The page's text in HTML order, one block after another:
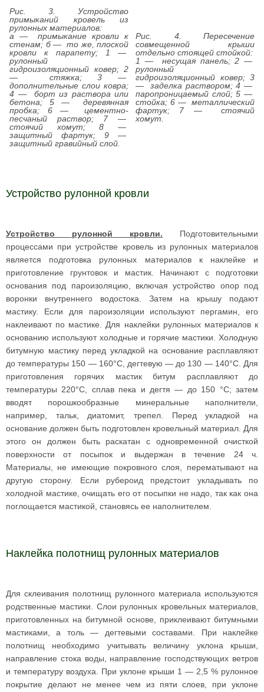
Рис. 3. Устройство
примыканий кровель из
рулонных материалов:
а — примыкание кровли к
стенам; б — то же, плоской
кровли к парапету; 1 —
рулонный
гидроизоляционный ковер; 2
— стяжка; 3 —
дополнительные слои ковра;
4 — борт из раствора или
бетона; 5 — деревянная
пробка; 6 — цементно-
песчаный раствор; 7 —
стоячий хомут; 8 —
защитный фартук; 9 —
защитный гравийный слой.
Рис. 4. Пересечение
совмещенной крыши
отдельно стоящей стойкой:
1 — несущая панель; 2 —
рулонный
гидроизоляционный ковер; 3
— заделка раствором; 4 —
паропроницаемый слой; 5 —
стойка; 6 — металлический
фартук; 7 — стоячий
хомут.
Устройство рулонной кровли
Устройство рулонной кровли. Подготовительными
процессами при устройстве кровель из рулонных материалов
является подготовка рулонных материалов к наклейке и
приготовление грунтовок и мастик. Начинают с подготовки
основания под пароизоляцию, включая устройство опор под
воронки внутреннего водостока. Затем на крышу подают
мастику. Если для пароизоляции используют пергамин, его
наклеивают по мастике. Для наклейки рулонных материалов к
основанию используют холодные и горячие мастики. Холодную
битумную мастику перед укладкой на основание расплавляют
до температуры 150 — 160°С, дегтевую — до 130 — 140°C. Для
приготовления горячих мастик битум расплавляют до
температуры 220°С, сплав пека и дегтя — до 150 °С; затем
вводят порошкообразные минеральные наполнители,
например, тальк, диатомит, трепел. Перед укладкой на
основание должен быть подготовлен кровельный материал. Для
этого он должен быть раскатан с одновременной очисткой
поверхности от посыпок и выдержан в течение 24 ч.
Материалы, не имеющие покровного слоя, перематывают на
другую сторону. Если рубероид предстоит укладывать по
холодной мастике, очищать его от посыпки не надо, так как она
поглощается мастикой, становясь ее наполнителем.
Наклейка полотнищ рулонных материалов
Для склеивания полотнищ рулонного материала используются
родственные мастики. Слои рулонных кровельных материалов,
приготовленных на битумной основе, приклеивают битумными
мастиками, а толь — дегтевыми составами. При наклейке
полотнищ необходимо учитывать величину уклона крыши,
направление стока воды, направление господствующих ветров
и температуру воздуха. При уклоне крыши 1 — 2,5 % рулонное
покрытие делают не менее чем из пяти слоев, при уклоне